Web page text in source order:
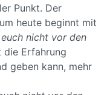
Punkt. Der
heute beginnt mit
nicht vor den
die Erfahrung
geben kann, mehr